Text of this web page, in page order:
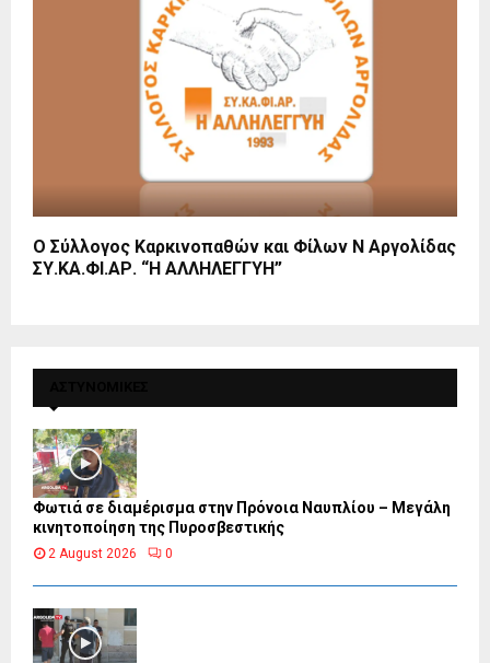
Ο Σύλλογος Καρκινοπαθών και Φίλων Ν Αργολίδας
ΣΥ.ΚΑ.ΦΙ.ΑΡ. “Η ΑΛΛΗΛΕΓΓΥΗ”
Φωτιά σε διαμέρισμα στην Πρόνοια Ναυπλίου – Μεγάλη
κινητοποίηση της Πυροσβεστικής
2 August 2026 0